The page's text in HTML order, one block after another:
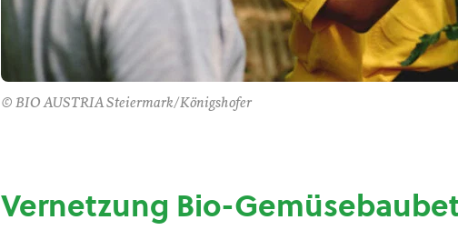
© BIO AUSTRIA Steiermark/Königshofer
Vernetzung Bio-